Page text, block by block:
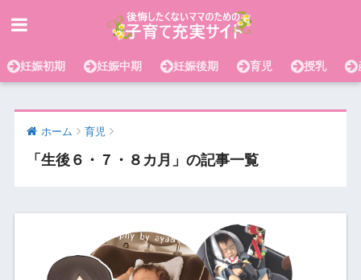
妊娠初期 妊娠中期 妊娠後期 育児 授乳
ホーム 育児
「生後６・７・８カ月」の記事一覧